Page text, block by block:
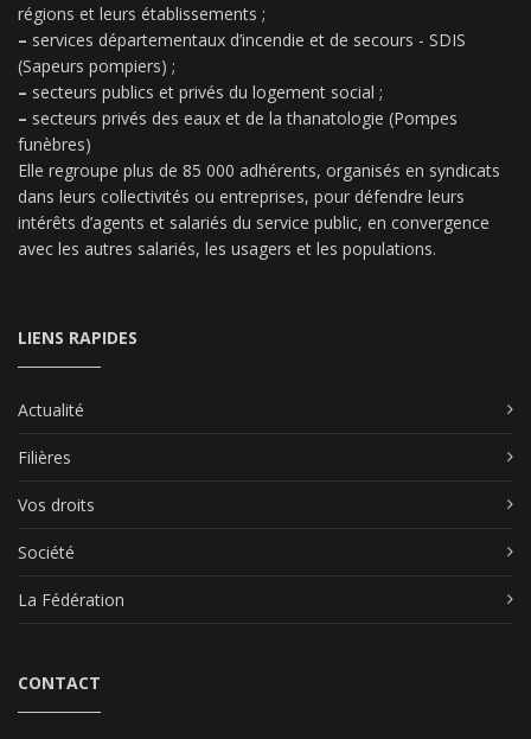
régions et leurs établissements ;
– services départementaux d’incendie et de secours - SDIS
(Sapeurs pompiers) ;
– secteurs publics et privés du logement social ;
– secteurs privés des eaux et de la thanatologie (Pompes
funèbres)
Elle regroupe plus de 85 000 adhérents, organisés en syndicats
dans leurs collectivités ou entreprises, pour défendre leurs
intérêts d’agents et salariés du service public, en convergence
avec les autres salariés, les usagers et les populations.
LIENS RAPIDES
Actualité
Filières
Vos droits
Société
La Fédération
CONTACT